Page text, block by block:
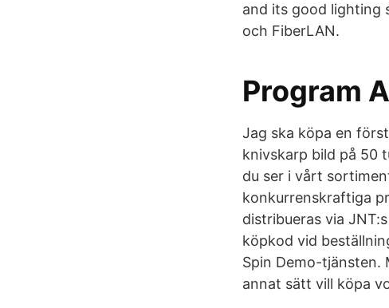
and its good lighting
och FiberLAN.
Program
Jag ska köpa en
knivskarp bild på 50
du ser i vårt
konkurrenskraftiga
distribueras via
köpkod vid
Spin Demo-tjänsten.
annat sätt vill köpa